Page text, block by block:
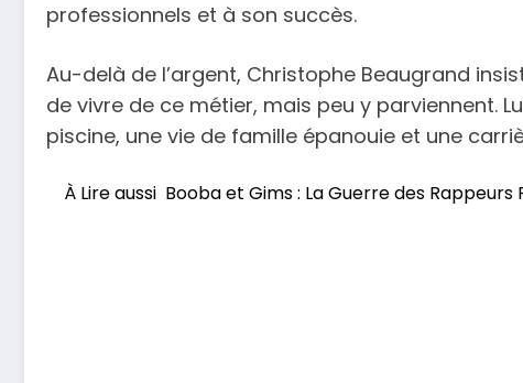
professionnels et à son succès.
Au-delà de l’argent, Christophe Beaugrand
de vivre de ce métier, mais peu y parviennent.
piscine, une vie de famille épanouie et une
À Lire aussi Booba et Gims : La Guerre des Rappeurs